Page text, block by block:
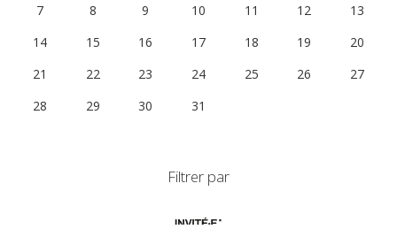
7
8 9 10 11 12
13
14
15 16 17 18 19
20
21
22 23 24 25 26
27
28
29 30 31
Filtrer par